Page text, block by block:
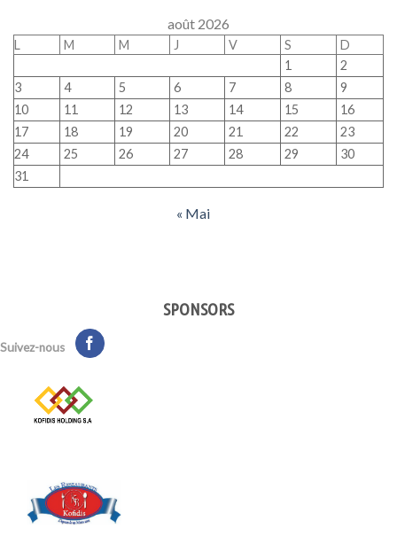
août 2026
L M M J V S
D
1
2
3
4 5 6 7 8
9
10
11 12 13 14 15
16
17
18 19 20 21 22
23
24
25 26 27 28 29
30
31
« Mai
SPONSORS
Suivez-nous